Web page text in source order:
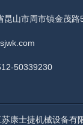
昆山市周市镇金茂路
50339230
苏康士捷机械设备